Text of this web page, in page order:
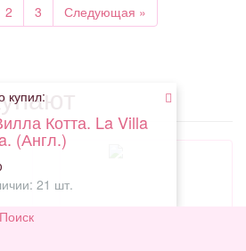
2 3 Следующая »
Поиск
купил:
Котта. La Villa
(Англ.)
21 шт.